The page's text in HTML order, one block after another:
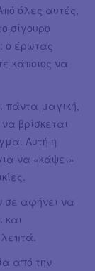
όλες αυτές,
σίγουρο
ο έρωτας
κάποιος να
πάντα μαγική,
βρίσκεται
Αυτή η
να «κάψει»
σε αφήνει να
και
από την